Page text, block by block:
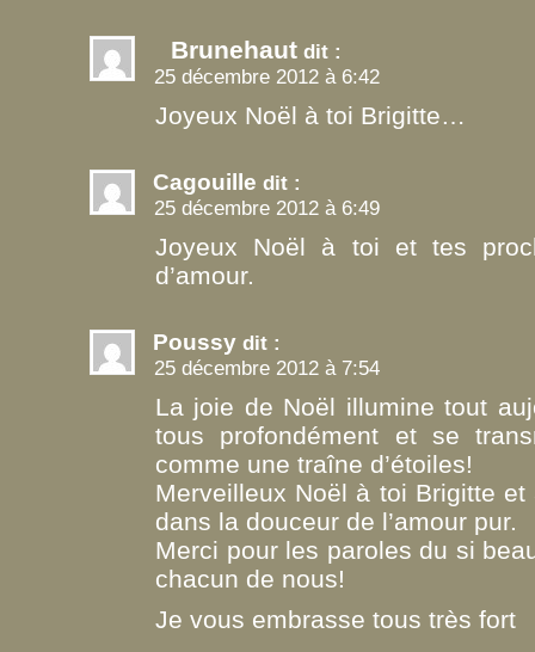
Brunehaut dit :
25 décembre 2012 à 6:42
Joyeux Noël à toi Brigitte…
Cagouille dit :
25 décembre 2012 à 6:49
Joyeux Noël à toi et tes
d’amour.
Poussy dit :
25 décembre 2012 à 7:54
La joie de Noël illumine tout
tous profondément et se
comme une traîne d’étoiles!
Merveilleux Noël à toi Brigitte
dans la douceur de l’amour pur.
Merci pour les paroles du si
chacun de nous!
Je vous embrasse tous très fort